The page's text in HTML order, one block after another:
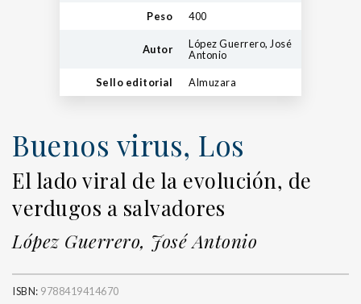
Peso 400
Autor
López Guerrero, José
Antonio
Sello editorial Almuzara
Buenos virus, Los
El lado viral de la evolución, de
verdugos a salvadores
López Guerrero, José Antonio
ISBN: 9788419414670